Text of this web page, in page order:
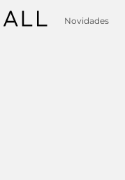
Novidades